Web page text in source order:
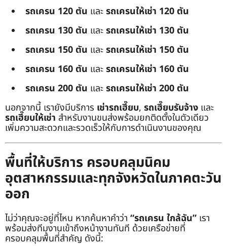
รถเครน 120 ตัน และรถเครนให้เช่า 120 ตัน
รถเครน 130 ตัน และรถเครนให้เช่า 130 ตัน
รถเครน 150 ตัน และรถเครนให้เช่า 150 ตัน
รถเครน 160 ตัน และรถเครนให้เช่า 160 ตัน
รถเครน 200 ตัน และรถเครนให้เช่า 200 ตัน
นอกจากนี้ เรายังมีบริการ เช่ารถเฮี๊ยบ, รถเฮี๊ยบรับจ้าง และ
รถเฮี๊ยบให้เช่า สำหรับงานขนส่งพร้อมยกติดตั้งในตัวเดียว
เพิ่มความสะดวกและรวดเร็วให้กับการดำเนินงานของคุณ
พื้นที่ให้บริการ ครอบคลุมนิคม
อุตสาหกรรมและทุกจังหวัดในภาคตะวัน
ออก
ไม่ว่าคุณจะอยู่ที่ไหน หากค้นหาคำว่า “รถเครน ใกล้ฉัน” เรา
พร้อมส่งทีมงานเข้าถึงหน้างานทันที ด้วยเครือข่ายที่
ครอบคลุมพื้นที่สำคัญ ดังนี้: